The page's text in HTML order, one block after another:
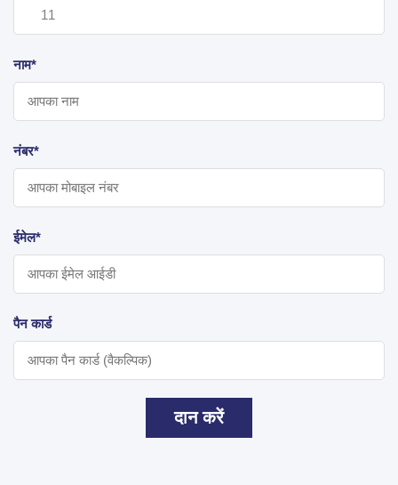
नाम*
नंबर*
ईमेल*
पैन कार्ड
दान करें